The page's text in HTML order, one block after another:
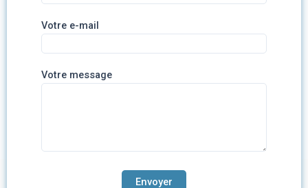
Votre e-mail
Votre message